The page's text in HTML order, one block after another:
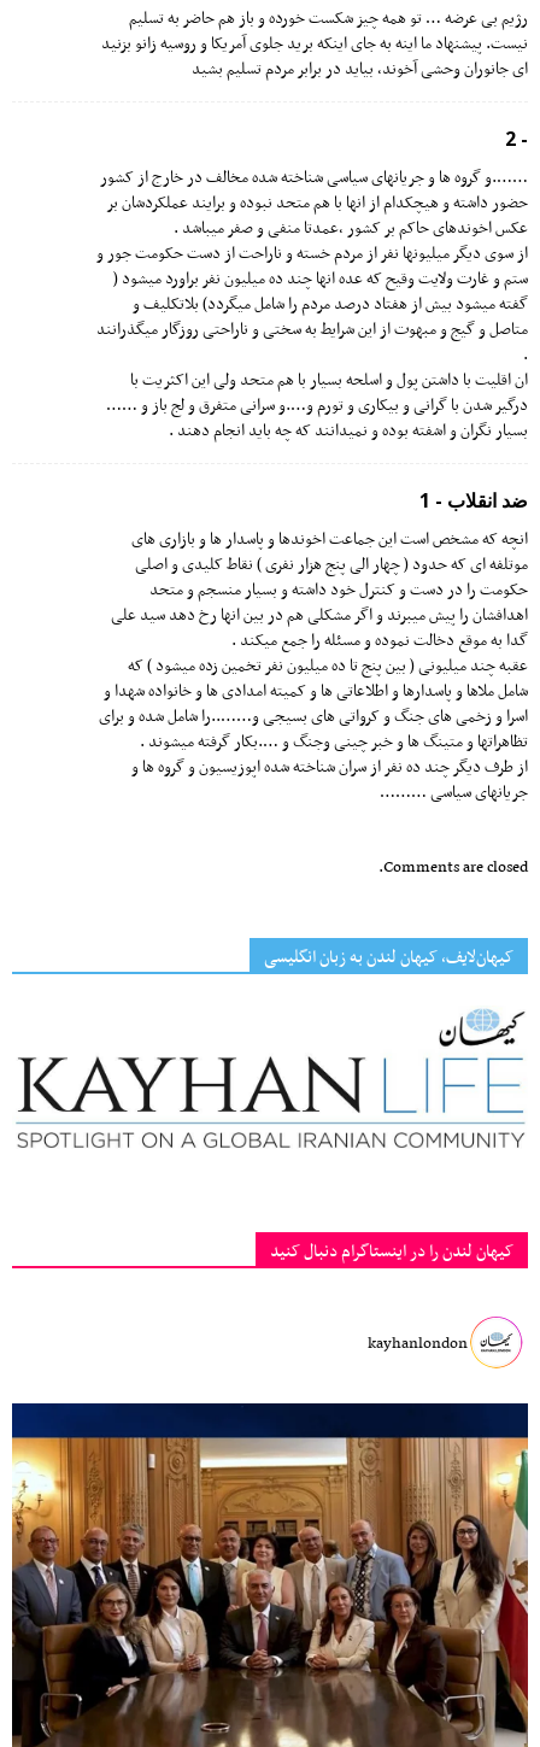
رژیم بی عرضه … تو همه چیز شکست خورده و باز هم حاضر به تسلیم
نیست. پیشنهاد ما اینه به جای اینکه برید جلوی آمریکا و روسیه زانو بزنید
ای جانوران وحشی آخوند، بیاید در برابر مردم تسلیم بشید
- 2
…….و گروه ها و جریانهای سیاسی شناخته شده مخالف در خارج از کشور
حضور داشته و هیچکدام از انها با هم متحد نبوده و برایند عملکردشان بر
عکس اخوندهای حاکم بر کشور ،عمدتا منفی و صفر میباشد .
از سوی دیگر میلیونها نفر از مردم خسته و ناراحت از دست حکومت جور و
ستم و غارت ولایت وقیح که عده انها چند ده میلیون نفر براورد میشود (
گفته میشود بیش از هفتاد درصد مردم را شامل میگردد) بلاتکلیف و
متاصل و گیج و مبهوت از این شرایط به سختی و ناراحتی روزگار میگذرانند
.
ان اقلیت با داشتن پول و اسلحه بسیار با هم متحد ولی این اکثریت با
درگیر شدن با گرانی و بیکاری و تورم و….و سرانی متفرق و لج باز و ……
بسیار نگران و اشفته بوده و نمیدانند که چه باید انجام دهند .
ضد انقلاب - 1
انچه که مشخص است این جماعت اخوندها و پاسدار ها و بازاری های
موتلفه ای که حدود ( چهار الی پنج هزار نفری ) نقاط کلیدی و اصلی
حکومت را در دست و کنترل خود داشته و بسیار منسجم و متحد
اهدافشان را پیش میبرند و اگر مشکلی هم در بین انها رخ دهد سید علی
گدا به موقع دخالت نموده و مسئله را جمع میکند .
عقبه چند میلیونی ( بین پنج تا ده میلیون نفر تخمین زده میشود ) که
شامل ملاها و پاسدارها و اطلاعاتی ها و کمیته امدادی ها و خانواده شهدا و
اسرا و زخمی های جنگ و کرواتی های بسیجی و……..را شامل شده و برای
تظاهراتها و متینگ ها و خبر چینی وجنگ و ….بکار گرفته میشوند .
از طرف دیگر چند ده نفر از سران شناخته شده اپوزیسیون و گروه ها و
جریانهای سیاسی ………
Comments are closed.
کیهان‌لایف، کیهان لندن به زبان انگلیسی
کیهان لندن را در اینستاگرام دنبال کنید
kayhanlondon